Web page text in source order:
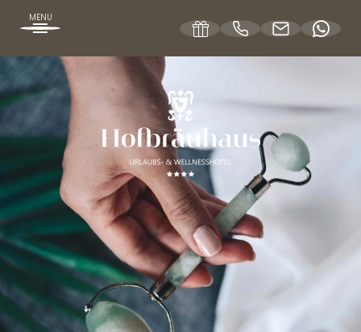
MENU
DE EN
DAS HOFBRÄUHAUS
ZIMMER UND PREISE
WELLNESSANGEBOTE